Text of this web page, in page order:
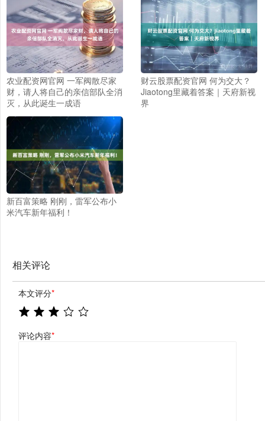
农业配资网官网 一军阀散尽家
财，请人将自己的亲信部队全消
灭，从此诞生一成语
财云股票配资官网 何为交大？
Jiaotong里藏着答案｜天府新视
界
新百富策略 刚刚，雷军公布小
米汽车新年福利！
相关评论
本文评分*
评论内容*